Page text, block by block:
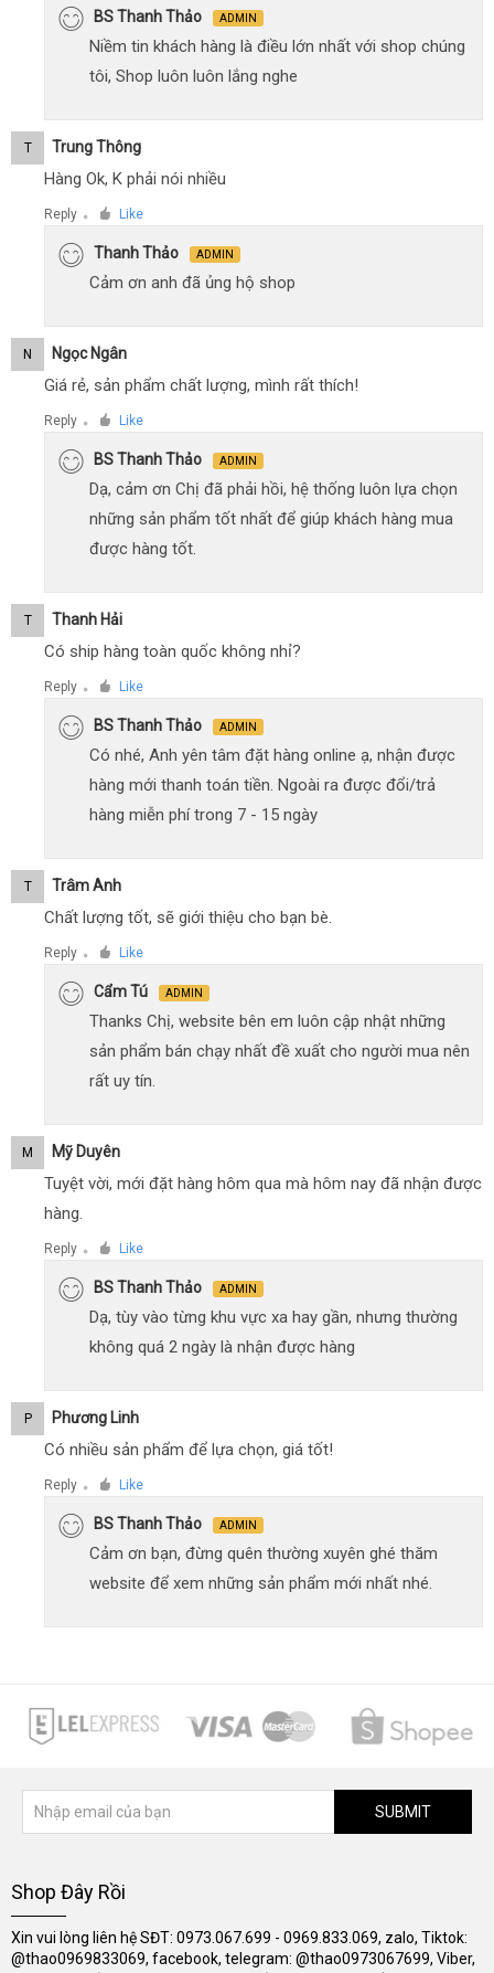
BS Thanh Thảo ADMIN
Niềm tin khách hàng là điều lớn nhất với shop chúng
tôi, Shop luôn luôn lắng nghe
T Trung Thông
Hàng Ok, K phải nói nhiều
Reply ● Like
Thanh Thảo ADMIN
Cảm ơn anh đã ủng hộ shop
N Ngọc Ngân
Giá rẻ, sản phẩm chất lượng, mình rất thích!
Reply ● Like
BS Thanh Thảo ADMIN
Dạ, cảm ơn Chị đã phải hồi, hệ thống luôn lựa chọn
những sản phẩm tốt nhất để giúp khách hàng mua
được hàng tốt.
T Thanh Hải
Có ship hàng toàn quốc không nhỉ?
Reply ● Like
BS Thanh Thảo ADMIN
Có nhé, Anh yên tâm đặt hàng online ạ, nhận được
hàng mới thanh toán tiền. Ngoài ra được đổi/trả
hàng miễn phí trong 7 - 15 ngày
T Trâm Anh
Chất lượng tốt, sẽ giới thiệu cho bạn bè.
Reply ● Like
Cẩm Tú ADMIN
Thanks Chị, website bên em luôn cập nhật những
sản phẩm bán chạy nhất đề xuất cho người mua nên
rất uy tín.
M Mỹ Duyên
Tuyệt vời, mới đặt hàng hôm qua mà hôm nay đã nhận được
hàng.
Reply ● Like
BS Thanh Thảo ADMIN
Dạ, tùy vào từng khu vực xa hay gần, nhưng thường
không quá 2 ngày là nhận được hàng
P Phương Linh
Có nhiều sản phẩm để lựa chọn, giá tốt!
Reply ● Like
BS Thanh Thảo ADMIN
Cảm ơn bạn, đừng quên thường xuyên ghé thăm
website để xem những sản phẩm mới nhất nhé.
SUBMIT
Shop Đây Rồi
Xin vui lòng liên hệ SĐT: 0973.067.699 - 0969.833.069, zalo, Tiktok:
@thao0969833069, facebook, telegram: @thao0973067699, Viber,